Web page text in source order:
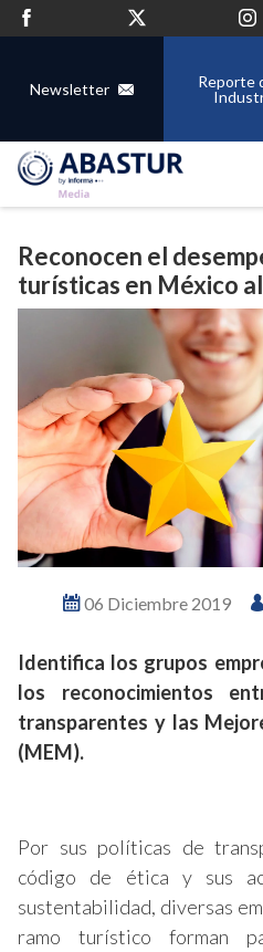
Newsletter
Reporte
Reconocen el
turísticas en México
06 Diciembre 2019
Identifica los grupos
los reconocimientos
transparentes y las
(MEM).
Por sus políticas de
código de ética y sus
sustentabilidad, diversas
ramo turístico forman